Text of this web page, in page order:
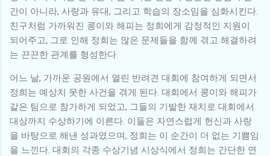
간이 아니라, 사랑과 유대, 그리고 학습의 장소임을 심화시킨다.
친구처럼 가까워진 콩이와 해피는 정희에게 감정적인 지원이
되어주고, 그로 인해 정희는 많은 문제들을 함께 겪고 해결하려
는 끈끈한 관계를 형성한다.
어느 날, 가까운 공원에서 열린 반려견 대회에 참여하게 되면서
정희는 예상치 못한 사건을 겪게 된다. 대회에서 콩이와 해피가
같은 팀으로 참가하게 되었고, 그들의 기발한 재치로 대회에서
대상까지 수상하기에 이른다. 이들은 자연스럽게 헌신과 사랑
을 바탕으로 해낸 성과였으며, 정희는 이 순간이 더 없는 기쁨임
을 느낀다. 대회의 각종 수상기념 시상식에서 정희는 간단한 연